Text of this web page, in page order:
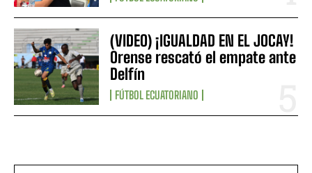
(VIDEO) ¡IGUALDAD EN EL JOCAY!
Orense rescató el empate ante
Delfín
FÚTBOL ECUATORIANO